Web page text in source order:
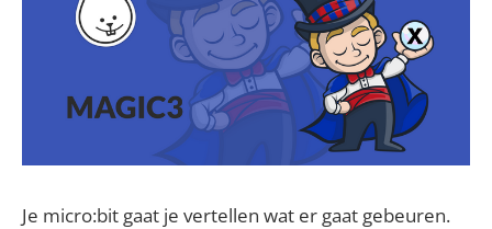
Je micro:bit gaat je vertellen wat er gaat gebeuren.